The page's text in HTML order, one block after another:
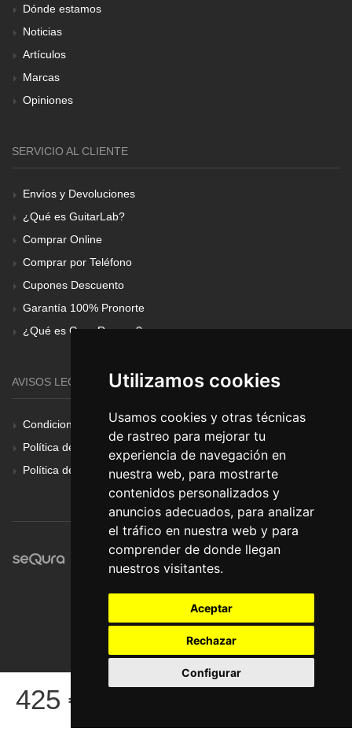
Utilizamos cookies
Usamos cookies y otras técnicas
de rastreo para mejorar tu
experiencia de navegación en
nuestra web, para mostrarte
contenidos personalizados y
anuncios adecuados, para analizar
el tráfico en nuestra web y para
comprender de donde llegan
nuestros visitantes.
Aceptar
Rechazar
Configurar
425 €
Dónde estamos
Noticias
Artículos
Marcas
Opiniones
SERVICIO AL CLIENTE
Envíos y Devoluciones
¿Qué es GuitarLab?
Comprar Online
Comprar por Teléfono
Cupones Descuento
Garantía 100% Pronorte
¿Qué es Gear Renove?
AVISOS LEGALES
Condiciones Generales
Política de Cookies
Política de Privacidad
© Pronorte Sonido SL. Todos los derechos reservados.